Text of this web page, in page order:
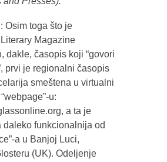
Osim toga što je
Magazine
dakle, časopis koji “govori
prvi je regionalni časopis
smeštena u virtualni
u:
a ta je
daleko funkcionalnija od
a u Banjoj Luci,
(UK). Odeljenje